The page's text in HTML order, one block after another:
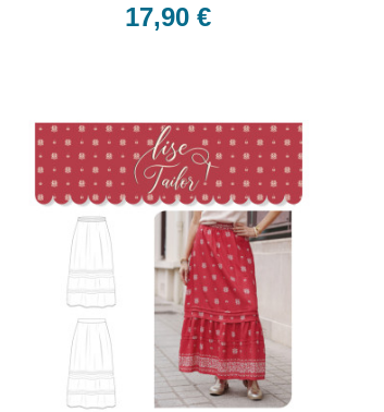
17,90 €